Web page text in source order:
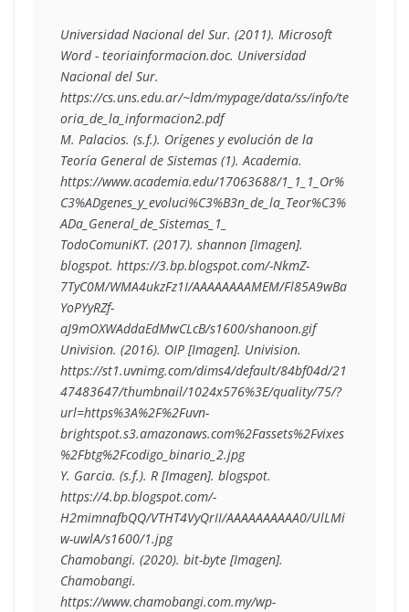
Universidad Nacional del Sur. (2011). Microsoft
Word - teoriainformacion.doc. Universidad
Nacional del Sur.
https://cs.uns.edu.ar/~ldm/mypage/data/ss/info/te
oria_de_la_informacion2.pdf
M. Palacios. (s.f.). Orígenes y evolución de la
Teoría General de Sistemas (1). Academia.
https://www.academia.edu/17063688/1_1_1_Or%
C3%ADgenes_y_evoluci%C3%B3n_de_la_Teor%C3%
ADa_General_de_Sistemas_1_
TodoComuniKT. (2017). shannon [Imagen].
blogspot. https://3.bp.blogspot.com/-NkmZ-
7TyC0M/WMA4ukzFz1I/AAAAAAAAMEM/Fl85A9wBa
YoPYyRZf-
aJ9mOXWAddaEdMwCLcB/s1600/shanoon.gif
Univision. (2016). OIP [Imagen]. Univision.
https://st1.uvnimg.com/dims4/default/84bf04d/21
47483647/thumbnail/1024x576%3E/quality/75/?
url=https%3A%2F%2Fuvn-
brightspot.s3.amazonaws.com%2Fassets%2Fvixes
%2Fbtg%2Fcodigo_binario_2.jpg
Y. Garcia. (s.f.). R [Imagen]. blogspot.
https://4.bp.blogspot.com/-
H2mimnafbQQ/VTHT4VyQrII/AAAAAAAAAA0/UlLMi
w-uwlA/s1600/1.jpg
Chamobangi. (2020). bit-byte [Imagen].
Chamobangi.
https://www.chamobangi.com.my/wp-